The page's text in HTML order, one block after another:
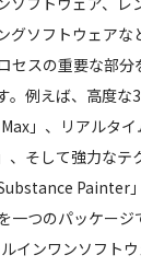
グソフトウェアな
セスの重要な部分
。例えば、高度な
Max」、リアルタ
、そして強力なテ
Painter
一つのパッケー
インワンソフトウ